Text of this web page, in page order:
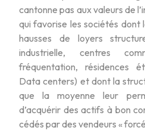
cantonne pas aux valeurs de
qui favorise les sociétés
hausses de loyers
industrielle, centres
fréquentation, résidences
Data centers) et dont la
que la moyenne leur
d’acquérir des actifs à bon
cédés par des vendeurs «